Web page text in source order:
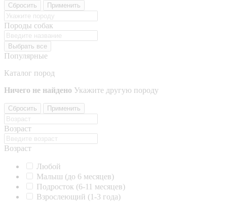
Сбросить Применить
Породы собак
Выбрать все
Популярные
Каталог пород
Ничего не найдено Укажите другую породу
Сбросить Применить
Возраст
Возраст
Любой
Малыш (до 6 месяцев)
Подросток (6-11 месяцев)
Взрослеющий (1-3 года)